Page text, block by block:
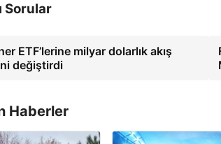
Sorular
ETF’lerine milyar dolarlık akış
değiştirdi
Haberler